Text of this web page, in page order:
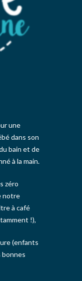
une
dans son
bain et de
à la main.
zéro
notre
à café
!),
(enfants